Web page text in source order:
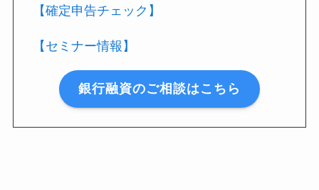
【確定申告チェック】
【セミナー情報】
銀行融資のご相談はこちら